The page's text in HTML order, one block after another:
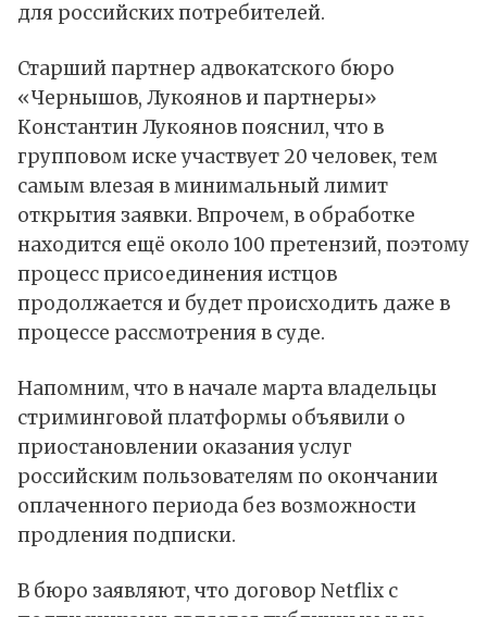
для российских потребителей.
Старший партнер адвокатского бюро
«Чернышов, Лукоянов и партнеры»
Константин Лукоянов пояснил, что в
групповом иске участвует 20 человек, тем
самым влезая в минимальный лимит
открытия заявки. Впрочем, в обработке
находится ещё около 100 претензий, поэтому
процесс присоединения истцов
продолжается и будет происходить даже в
процессе рассмотрения в суде.
Напомним, что в начале марта владельцы
стриминговой платформы объявили о
приостановлении оказания услуг
российским пользователям по окончании
оплаченного периода без возможности
продления подписки.
В бюро заявляют, что договор Netflix с